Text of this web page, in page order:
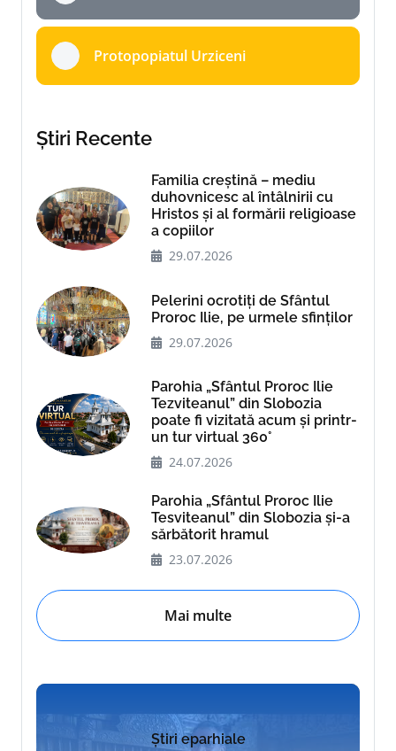
Protopopiatul Urziceni
Știri Recente
Familia creștină – mediu
duhovnicesc al întâlnirii cu
Hristos și al formării religioase
a copiilor
29.07.2026
Pelerini ocrotiți de Sfântul
Proroc Ilie, pe urmele sfinților
29.07.2026
Parohia „Sfântul Proroc Ilie
Tezviteanul” din Slobozia
poate fi vizitată acum și printr-
un tur virtual 360°
24.07.2026
Parohia „Sfântul Proroc Ilie
Tesviteanul” din Slobozia și-a
sărbătorit hramul
23.07.2026
Mai multe
Știri eparhiale